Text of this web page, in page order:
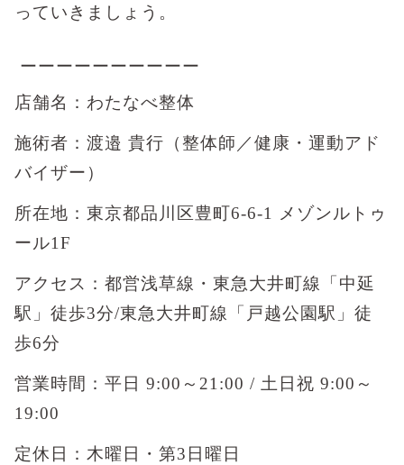
っていきましょう。
ーーーーーーーーーー
店舗名：わたなべ整体
施術者：渡邉 貴行（整体師／健康・運動アド
バイザー）
所在地：東京都品川区豊町6-6-1 メゾンルトゥ
ール1F
アクセス：都営浅草線・東急大井町線「中延
駅」徒歩3分/東急大井町線「戸越公園駅」徒
歩6分
営業時間：平日 9:00～21:00 / 土日祝 9:00～
19:00
定休日：木曜日・第3日曜日